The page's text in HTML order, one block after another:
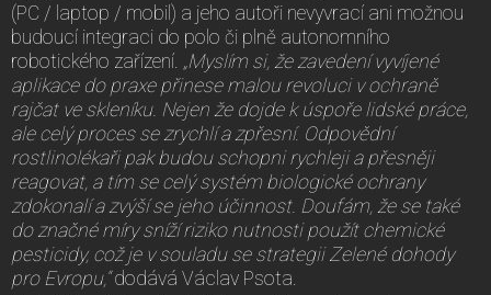
(PC / laptop / mobil) a jeho autoři nevyvrací ani možnou
budoucí integraci do polo či plně autonomního
robotického zařízení. „Myslím si, že zavedení vyvíjené
aplikace do praxe přinese malou revoluci v ochraně
rajčat ve skleníku. Nejen že dojde k úspoře lidské práce,
ale celý proces se zrychlí a zpřesní. Odpovědní
rostlinolékaři pak budou schopni rychleji a přesněji
reagovat, a tím se celý systém biologické ochrany
zdokonalí a zvýší se jeho účinnost. Doufám, že se také
do značné míry sníží riziko nutnosti použít chemické
pesticidy, což je v souladu se strategii Zelené dohody
pro Evropu,“dodává Václav Psota.